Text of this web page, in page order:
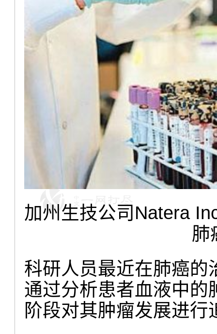
加州生技公司Natera
肺
科研人员最近在肺癌的
通过分析患者血液中的
阶段对其肿瘤发展进行